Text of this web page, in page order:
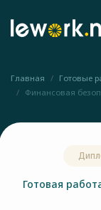
Главная Готовые
Финансовая
Готовая